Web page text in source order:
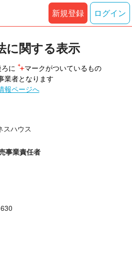
新規登録 ログイン
に関する表示
に
マークがついているもの
業者となります
報ページへ
スハウス
事業責任者